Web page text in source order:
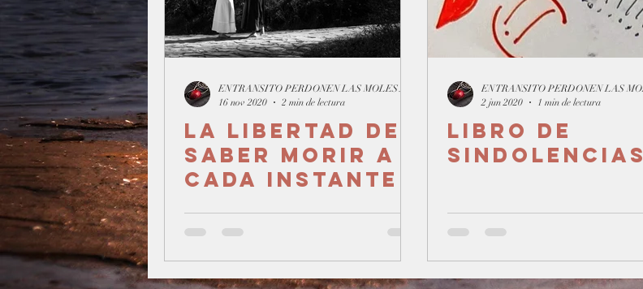
La libertad de
saber morir a
cada instante
EN TRANSITO PERDONEN LAS MOLESTIAS
16 nov 2020
2 min de lectura
Libro de
Sindolencias
2 jun 2020
1 min de lectura